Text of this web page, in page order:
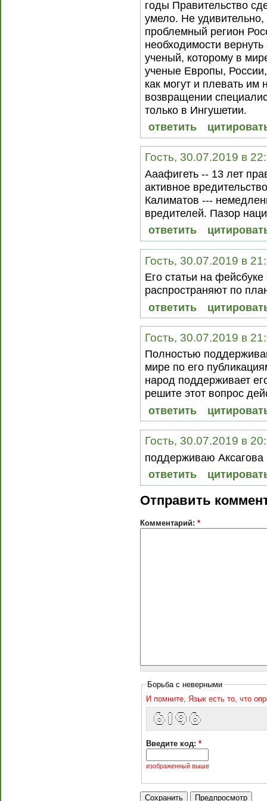
годы Правительство
умело. Не
проблемный регион
необходимости
ученый, которому в
ученые Европы,
как могут и плевать им
возвращении
только в Ингушетии.
ответить
Гость, 30.07.2019 в
Ааафигеть -- 13 лет
активное
Калиматов ---
вредителей. Пазор
ответить
Гость, 30.07.2019 в
Его статьи на
распространяют по
ответить
Гость, 30.07.2019 в
Полностью
мире по его
народ поддерживает
решите этот вопрос
ответить
Гость, 30.07.2019 в
поддерживаю Аксагова
ответить
Отправить
Комментарий: *
Борьба с неверными
И помните, Язык есть то, что
  / /_   / |  / _ \   / /_
| '_ \  | | | (_) | | '_ \
| (_) | | |  \__, | | (_) |
  \___/  |_|    /_/   \___/
Введите код: *
изображенный выше